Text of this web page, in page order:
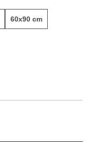
60x90 cm